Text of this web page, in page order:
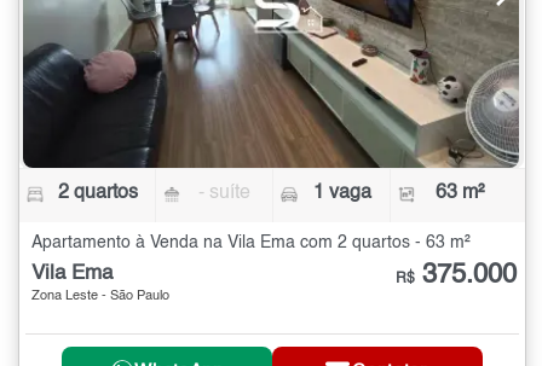
2 quartos - suíte 1 vaga 63 m²
Apartamento à Venda na Vila Ema com 2 quartos - 63 m²
Vila Ema
Zona Leste - São Paulo
R$ 375.000